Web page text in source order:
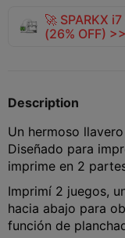
🚀 SPARKX
(26% OFF)
Description
Un hermoso
Diseñado para
imprime en 2
Imprimí 2 juegos,
hacia abajo para
función de